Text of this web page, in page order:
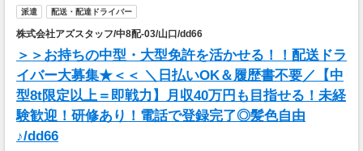
25万5,300円
＝(時給1,200円×8h＋残業1h)×23日
▼貯金の目安
＜リゾートバイト＞
住まい ：無料
水道光熱費：無料
Wi-Fi代 ：無料
食費 ：無料
スマホ ：0.5万円
派遣 配送・配達ドライバー
株式会社アズスタッフ/中8配-03/山口/dd66
＞＞お持ちの中型・大型免許を活かせる！！配送ドラ
イバー大募集★＜＜ ＼日払いOK＆履歴書不要／【中
型8t限定以上＝即戦力】月収40万円も目指せる！未経
験歓迎！研修あり！電話で登録完了◎髪色自由
♪/dd66